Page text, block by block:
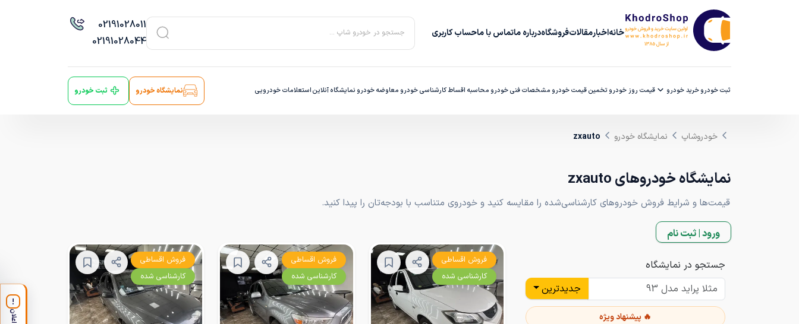
خانهاخبارمقالاتفروشگاهدرباره‌ ماتماس با ماحساب کاربری جستجو در خودرو شاپ ...
02191028011
02191028044
ثبت خودروخرید خودرو قیمت روز خودرو تخمین قیمت خودرو مشخصات فنی خودرو محاسبه اقساطکارشناسی خودرو معاوضه خودرو نمایشگاه آنلایناستعلامات خودرویی نمایشگاه خودرو ثبت خودرو
خودروشاپ نمایشگاه خودرو zxauto
نمایشگاه خودروهای zxauto
قیمت‌ها و شرایط فروش خودروهای کارشناسی‌شده را مقایسه کنید و خودروی متناسب با بودجه‌تان را پیدا کنید.
ورود | ثبت نام
جستجو در نمایشگاه
جدیدترین
🔥 پیشنهاد ویژه
فروش اقساطی
کارشناسی شده
فروش اقساطی
کارشناسی شده
فروش اقساطی
کارشناسی شده
!
اعلان